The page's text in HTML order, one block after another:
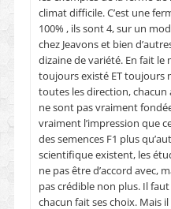
climat difficile. C’est une
100% , ils sont 4, sur un
chez Jeavons et bien
dizaine de variété. En fait le
toujours existé ET toujours
toutes les direction, chacun
ne sont pas vraiment
vraiment l’impression que
des semences F1 plus
scientifique existent, les
ne pas être d’accord avec,
pas crédible non plus. Il
chacun fait ses choix. Mais